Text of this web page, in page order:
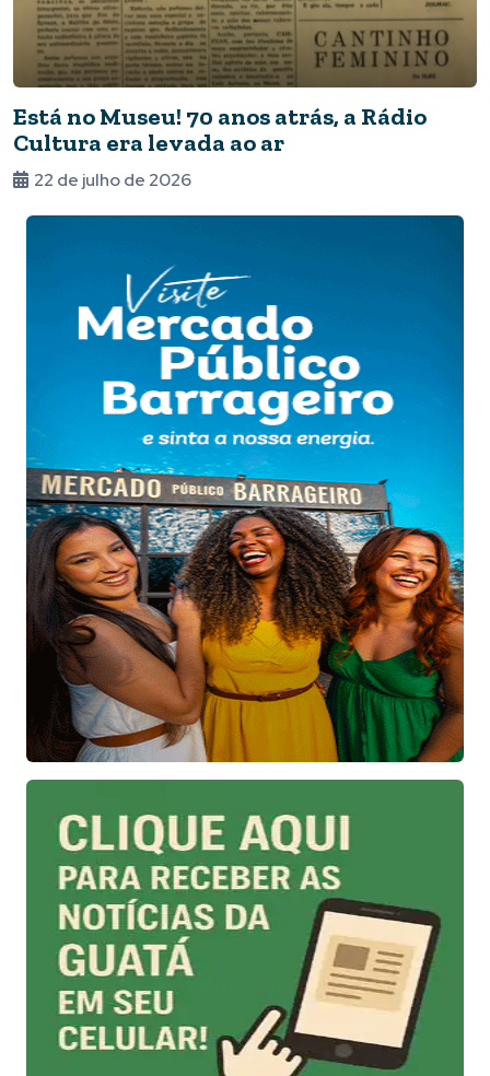
Está no Museu! 70 anos atrás, a Rádio
Cultura era levada ao ar
22 de julho de 2026